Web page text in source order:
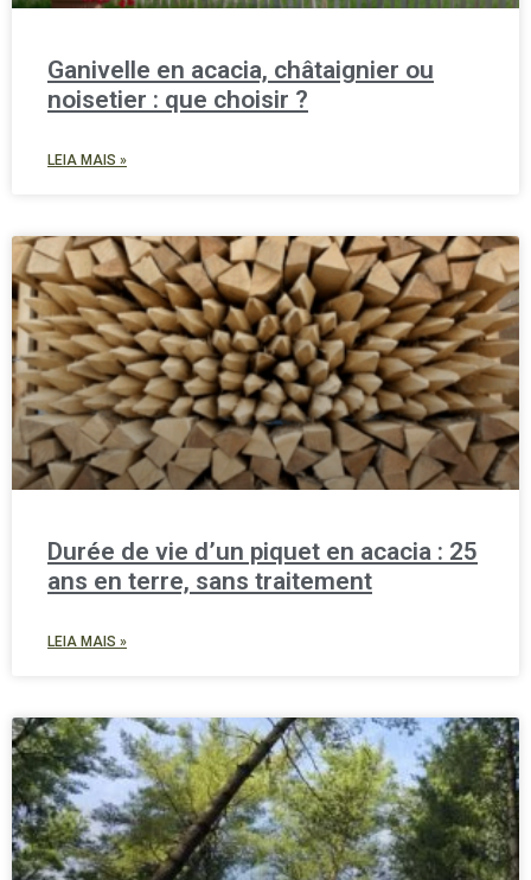
Ganivelle en acacia, châtaignier ou
noisetier : que choisir ?
LEIA MAIS »
Durée de vie d’un piquet en acacia : 25
ans en terre, sans traitement
LEIA MAIS »